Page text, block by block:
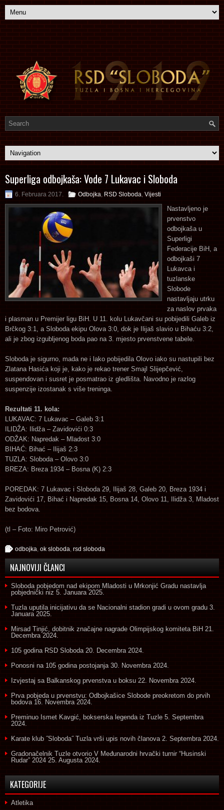
Superliga odbojkaša: Vode 7 Lukavac i Sloboda
6. Februara 2017. Odbojka RSD Sloboda Vijesti
Nastavljeno je
prvenstvo
odbojkaša u
Superligi
Federacije BiH, a
odbojkaši 7
Lukavca i
tuzlanske
Slobode
nastavljaju utrku
za naslov prvaka
i plasman u Premijer ligu BiH. U 11. kolu Lukavčani su pobijedili Galeb iz
Brčkog 3:1, a Sloboda ekipu Olova 3:0, dok je Ilijaš slavio u Bihaću 3:2,
ali je zbog izgubljenog boda pao na 3. mjesto prvenstvene tabele.
Sloboda je sigurno, mada ne i lako pobijedila Olovo iako su nastupili bez
Zlatana Hasića koji je, kako je rekao trener Smajl Slijepčević,
suspendovan i susret je posmatrao iz gledlišta. Navodno je razlog
suspenzije izostanak s više treninga.
Rezultati 11. kola:
LUKAVAC: 7 Lukavac – Galeb 3:1
ILIDŽA: Ilidža – Zavidovići 0:3
ODŽAK: Napredak – Mladost 3:0
BIHAĆ: Bihać – Ilijaš 2:3
TUZLA: Sloboda – Olovo 3:0
BREZA: Breza 1934 – Bosna (K) 2:3
POREDAK: 7 Lukavac i Sloboda 29, Ilijaš 28, Galeb 20, Breza 1934 i
Zavidovići 17, Bihać i Napredak 15, Bosna 14, Olovo 11, Ilidža 3, Mladost
bez bodova.
(tl – Foto: Miro Petrović)
odbojka ok sloboda rsd sloboda
NAJNOVIJI ČLANCI
Sloboda pobjedom nad ekipom Mladosti u Mrkonjić Gradu nastavlja
pobjednički niz 5. Januara 2025.
Tuzla uputila inicijativu da se Nacionalni stadion gradi u ovom gradu 3.
Januara 2025.
Mirsad Tinjić, dobitnik značajne nagrade Olimpijskog komiteta BiH 21.
Decembra 2024.
105 godina RSD Sloboda 20. Decembra 2024.
Ponosni na 105 godina postojanja 30. Novembra 2024.
Izvjestaj sa Balkanskog prvenstva u boksu 22. Novembra 2024.
Prva pobjeda u prvenstvu: Odbojkašice Slobode preokretom do prvih
bodova 16. Novembra 2024.
Preminuo Ismet Kavgić, bokserska legenda iz Tuzle 5. Septembra
2024.
Karate klub ˝Sloboda˝ Tuzla vrši upis novih članova 2. Septembra 2024.
Gradonačelnik Tuzle otvorio V Međunarodni hrvački turnir “Husinski
Rudar” 2024 25. Augusta 2024.
KATEGORIJE
Atletika